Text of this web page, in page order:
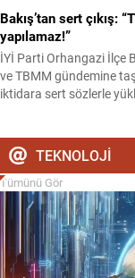
Bakış’tan sert çıkış:
yapılamaz!”
İYİ Parti Orhangazi İlçe
ve TBMM gündemine
iktidara sert sözlerle
tutumunun
Bülent Bakış,...
TEKNOLOJİ
Tümünü Gör